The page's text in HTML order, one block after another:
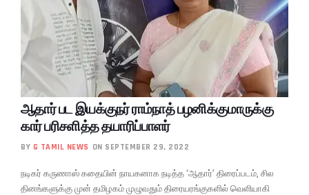
ஆதார் பட இயக்குநர் ராம்நாத் பழனிக்குமாருக்கு
கார் பரிசளித்த தயாரிப்பாளர்
BY G TAMIL NEWS ON SEPTEMBER 29, 2022
நடிகர் கருணாஸ் கதையின் நாயகனாக நடித்த ‘ஆதார்’ திரைப்படம், சில
தினங்களுக்கு முன் தமிழகம் முழுவதும் திரையரங்குகளில் வெளியாகி